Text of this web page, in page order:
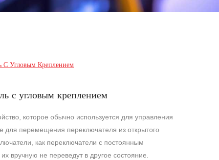
С Угловым Креплением
с угловым креплением
которое обычно используется для управления
для перемещения переключателя из открытого
как переключатели с постоянным
вручную не переведут в другое состояние.